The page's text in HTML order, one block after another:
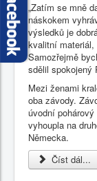
„Zatím se mně
náskokem
výsledků je
kvalitní materiál,
Samozřejmě
sdělil spokojený
Mezi ženami
oba závody.
úvodní
vyhoupla na
Německa.
Číst dál...